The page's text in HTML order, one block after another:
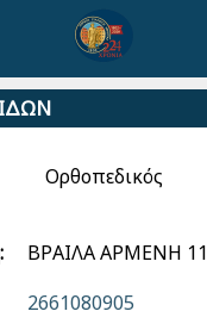
Ορθοπεδικός
ΒΡΑΙΛΑ ΑΡΜΕΝΗ 11
2661080905